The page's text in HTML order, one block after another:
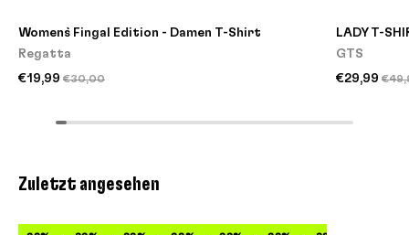
Women`s Fingal Edition - Damen T-Shirt
Regatta
€19,99 €30,00
LADY T-
GTS
€29,99
Zuletzt angesehen